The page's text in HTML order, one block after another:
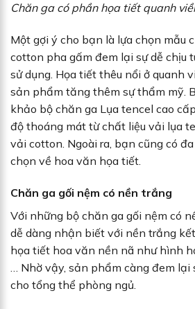
Chăn ga có phần họa tiết quanh
Một gợi ý cho bạn là lựa chọn mẫu
cotton pha gấm đem lại sự dễ chịu
sử dụng. Họa tiết thêu nổi ở quanh
sản phẩm tăng thêm sự thẩm mỹ.
khảo bộ chăn ga Lụa tencel cao
độ thoáng mát từ chất liệu vải lụa
vải cotton. Ngoài ra, bạn cũng có
chọn về hoa văn họa tiết.
Chăn ga gối nệm có nền trắng
Với những bộ chăn ga gối nệm có
dễ dàng nhận biết với nền trắng
họa tiết hoa văn nền nã như hình
… Nhờ vậy, sản phẩm càng đem lại
cho tổng thể phòng ngủ.